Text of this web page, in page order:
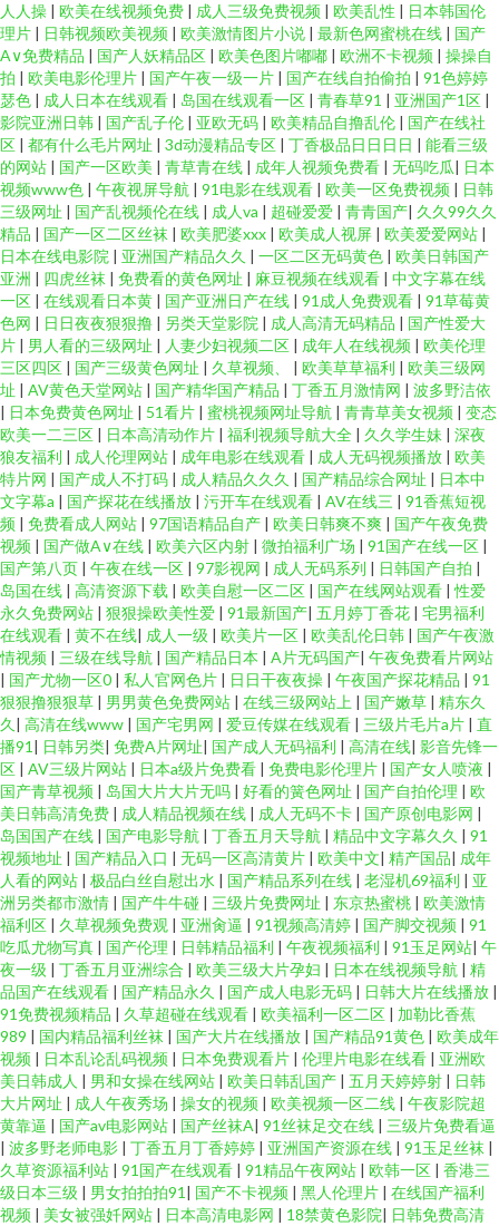
人人操 | 欧美在线视频免费 | 成人三级免费视频 | 欧美乱性 | 日本韩国伦
理片 | 日韩视频欧美视频 | 欧美激情图片小说 | 最新色网蜜桃在线 | 国产
A∨免费精品 | 国产人妖精品区 | 欧美色图片嘟嘟 | 欧洲不卡视频 | 操操自
拍 | 欧美电影伦理片 | 国产午夜一级一片 | 国产在线自拍偷拍 | 91色婷婷
瑟色 | 成人日本在线观看 | 岛国在线观看一区 | 青春草91 | 亚洲国产1区 |
影院亚洲日韩 | 国产乱子伦 | 亚欧无码 | 欧美精品自撸乱伦 | 国产在线社
区 | 都有什么毛片网址 | 3d动漫精品专区 | 丁香极品日日日日 | 能看三级
的网站 | 国产一区欧美 | 青草青在线 | 成年人视频免费看 | 无码吃瓜| 日本
视频www色 | 午夜视屏导航 | 91电影在线观看 | 欧美一区免费视频 | 日韩
三级网址 | 国产乱视频伦在线 | 成人va | 超碰爱爱 | 青青国产| 久久99久久
精品 | 国产一区二区丝袜 | 欧美肥婆xxx | 欧美成人视屏 | 欧美爱爱网站 |
日本在线电影院 | 亚洲国产精品久久 | 一区二区无码黄色 | 欧美日韩国产
亚洲 | 四虎丝袜 | 免费看的黄色网址 | 麻豆视频在线观看 | 中文字幕在线
一区 | 在线观看日本黄 | 国产亚洲日产在线 | 91成人免费观看 | 91草莓黄
色网 | 日日夜夜狠狠撸 | 另类天堂影院 | 成人高清无码精品 | 国产性爱大
片 | 男人看的三级网址 | 人妻少妇视频二区 | 成年人在线视频 | 欧美伦理
三区四区 | 国产三级黄色网址 | 久草视频、 | 欧美草草福利 | 欧美三级网
址 | AV黄色天堂网站 | 国产精华国产精品 | 丁香五月激情网 | 波多野洁依
| 日本免费黄色网址 | 51看片 | 蜜桃视频网址导航 | 青青草美女视频 | 变态
欧美一二三区 | 日本高清动作片 | 福利视频导航大全 | 久久学生妹 | 深夜
狼友福利 | 成人伦理网站 | 成年电影在线观看 | 成人无码视频播放 | 欧美
特片网 | 国产成人不打码 | 成人精品久久久 | 国产精品综合网址 | 日本中
文字幕a | 国产探花在线播放 | 污开车在线观看 | AV在线三 | 91香蕉短视
频 | 免费看成人网站 | 97国语精品自产 | 欧美日韩爽不爽 | 国产午夜免费
视频 | 国产做A∨在线 | 欧美六区内射 | 微拍福利广场 | 91国产在线一区 |
国产第八页 | 午夜在线一区 | 97影视网 | 成人无码系列 | 日韩国产自拍 |
岛国在线 | 高清资源下载 | 欧美自慰一区二区 | 国产在线网站观看 |性爱
永久免费网站 | 狠狠操欧美性爱 | 91最新国产| 五月婷丁香花 | 宅男福利
在线观看 | 黄不在线| 成人一级 | 欧美片一区 | 欧美乱伦日韩 | 国产午夜激
情视频 | 三级在线导航 | 国产精品日本 | A片无码国产| 午夜免费看片网站
| 国产尤物一区0 | 私人官网色片 | 日日干夜夜操 | 午夜国产探花精品 | 91
狠狠撸狠狠草 | 男男黄色免费网站 | 在线三级网站上 | 国产嫩草 | 精东久
久 | 高清在线www | 国产宅男网 | 爱豆传媒在线观看 | 三级片毛片a片 | 直
播91 | 日韩另类| 免费A片网址| 国产成人无码福利 | 高清在线| 影音先锋一
区 | AV三级片网站 | 日本a级片免费看 | 免费电影伦理片 | 国产女人喷液 |
国产青草视频 | 岛国大片大片无吗 | 好看的簧色网址 | 国产自拍伦理 | 欧
美日韩高清免费 | 成人精品视频在线 | 成人无码不卡 | 国产原创电影网 |
岛国国产在线 | 国产电影导航 | 丁香五月天导航 | 精品中文字幕久久 | 91
视频地址 | 国产精品入口 | 无码一区高清黄片 | 欧美中文| 精产国品| 成年
人看的网站 | 极品白丝自慰出水 | 国产精品系列在线 | 老湿机69福利 | 亚
洲另类都市激情 | 国产牛牛碰 | 三级片免费网址 | 东京热蜜桃 | 欧美激情
福利区 | 久草视频免费观 | 亚洲肏逼 | 91视频高清婷 | 国产脚交视频 | 91
吃瓜尤物写真 | 国产伦理 | 日韩精品福利 | 午夜视频福利 | 91玉足网站| 午
夜一级 | 丁香五月亚洲综合 | 欧美三级大片孕妇 | 日本在线视频导航 | 精
品国产在线观看 | 国产精品永久 | 国产成人电影无码 | 日韩大片在线播放 |
91免费视频精品 | 久草超碰在线观看 | 欧美福利一区二区 | 加勒比香蕉
989 | 国内精品福利丝袜 | 国产大片在线播放 | 国产精品91黄色 | 欧美成年
视频 | 日本乱论乱码视频 | 日本免费观看片 | 伦理片电影在线看 | 亚洲欧
美日韩成人 | 男和女操在线网站 | 欧美日韩乱国产 | 五月天婷婷射 | 日韩
大片网址 | 成人午夜秀场 | 操女的视频 | 欧美视频一区二线 | 午夜影院超
黄靠逼 | 国产av电影网站 | 国产丝袜A| 91丝袜足交在线 | 三级片免费看逼
| 波多野老师电影 | 丁香五月丁香婷婷 | 亚洲国产资源在线 | 91玉足丝袜 |
久草资源福利站 | 91国产在线观看 | 91精品午夜网站 | 欧韩一区 | 香港三
级日本三级 | 男女拍拍拍91 | 国产不卡视频 | 黑人伦理片 | 在线国产福利
视频 | 美女被强奷网站 | 日本高清电影网 | 18禁黄色影院| 日韩免费高清